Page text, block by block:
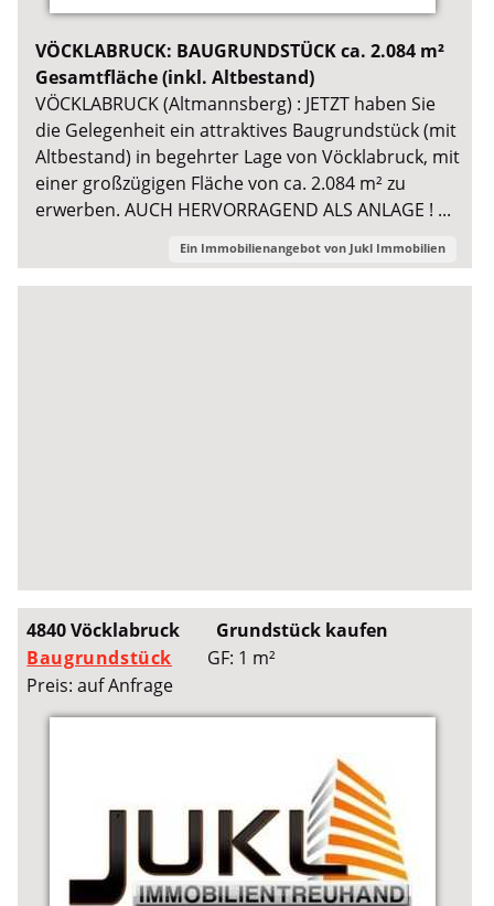
VÖCKLABRUCK: BAUGRUNDSTÜCK ca. 2.084 m²
Gesamtfläche (inkl. Altbestand)
VÖCKLABRUCK (Altmannsberg) : JETZT haben Sie
die Gelegenheit ein attraktives Baugrundstück (mit
Altbestand) in begehrter Lage von Vöcklabruck, mit
einer großzügigen Fläche von ca. 2.084 m² zu
erwerben. AUCH HERVORRAGEND ALS ANLAGE ! ...
Ein Immobilienangebot von Jukl Immobilien
4840 Vöcklabruck
Grundstück kaufen
Baugrundstück
GF: 1 m²
Preis: auf Anfrage